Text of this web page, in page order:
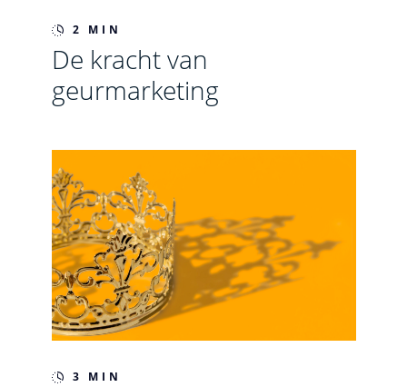
2 MIN
De kracht van
geurmarketing
3 MIN